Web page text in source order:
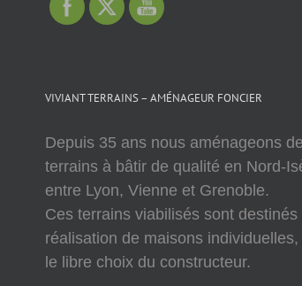
VIVIANT TERRAINS – AMÉNAGEUR FONCIER
Depuis 35 ans nous aménageons
terrains à bâtir de qualité en Nord-
entre Lyon, Vienne et Grenoble.
Ces terrains viabilisés sont destinés
réalisation de maisons individuelles,
le libre choix du constructeur.